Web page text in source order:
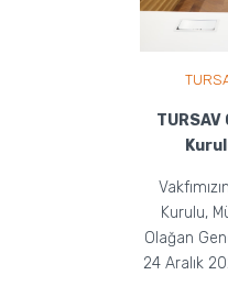
Kurulu,
Olağan
24 Aralık